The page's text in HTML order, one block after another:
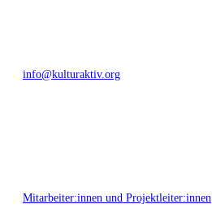
info@kulturaktiv.org
Mitarbeiter:innen und Projektleiter:innen